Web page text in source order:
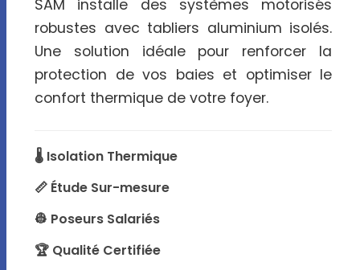
SAM installe des systèmes motorisés
robustes avec tabliers aluminium isolés.
Une solution idéale pour renforcer la
protection de vos baies et optimiser le
confort thermique de votre foyer.
🌡️ Isolation Thermique
📏 Étude Sur-mesure
👷 Poseurs Salariés
🏆 Qualité Certifiée